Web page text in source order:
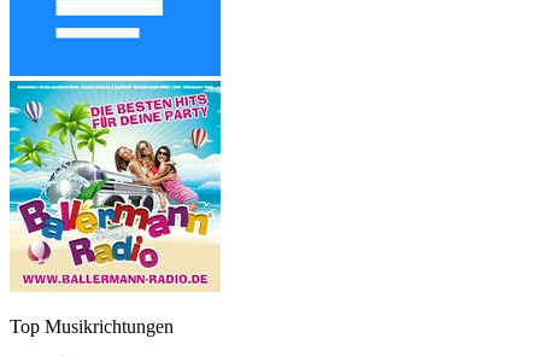
Top Musikrichtungen